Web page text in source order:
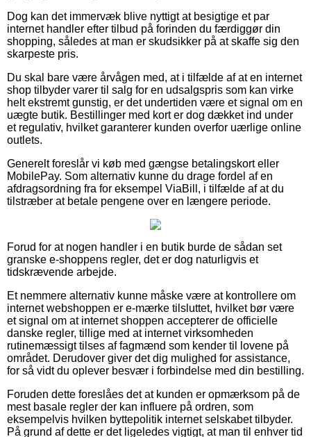
Dog kan det immervæk blive nyttigt at besigtige et par
internet handler efter tilbud på forinden du færdiggør din
shopping, således at man er skudsikker på at skaffe sig den
skarpeste pris.
Du skal bare være årvågen med, at i tilfælde af at en internet
shop tilbyder varer til salg for en udsalgspris som kan virke
helt ekstremt gunstig, er det undertiden være et signal om en
uægte butik. Bestillinger med kort er dog dækket ind under
et regulativ, hvilket garanterer kunden overfor uærlige online
outlets.
Generelt foreslår vi køb med gængse betalingskort eller
MobilePay. Som alternativ kunne du drage fordel af en
afdragsordning fra for eksempel ViaBill, i tilfælde af at du
tilstræber at betale pengene over en længere periode.
Forud for at nogen handler i en butik burde de sådan set
granske e-shoppens regler, det er dog naturligvis et
tidskrævende arbejde.
Et nemmere alternativ kunne måske være at kontrollere om
internet webshoppen er e-mærke tilsluttet, hvilket bør være
et signal om at internet shoppen accepterer de officielle
danske regler, tillige med at internet virksomheden
rutinemæssigt tilses af fagmænd som kender til lovene på
området. Derudover giver det dig mulighed for assistance,
for så vidt du oplever besvær i forbindelse med din bestilling.
Foruden dette foreslåes det at kunden er opmærksom på de
mest basale regler der kan influere på ordren, som
eksempelvis hvilken byttepolitik internet selskabet tilbyder.
På grund af dette er det ligeledes vigtigt, at man til enhver tid